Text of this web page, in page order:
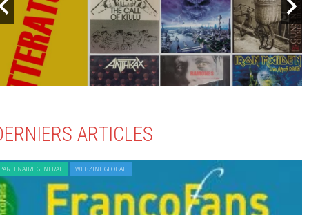
ARTICLES
GENERAL WEBZINE GLOBAL